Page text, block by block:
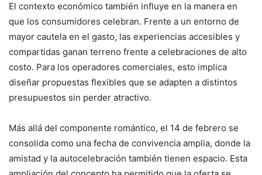
El contexto económico también influye en la manera en
que los consumidores celebran. Frente a un entorno de
mayor cautela en el gasto, las experiencias accesibles y
compartidas ganan terreno frente a celebraciones de alto
costo. Para los operadores comerciales, esto implica
diseñar propuestas flexibles que se adapten a distintos
presupuestos sin perder atractivo.
Más allá del componente romántico, el 14 de febrero se
consolida como una fecha de convivencia amplia, donde la
amistad y la autocelebración también tienen espacio. Esta